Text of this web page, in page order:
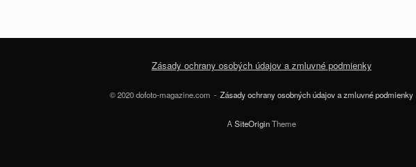
Zásady ochrany osobých údajov a zmluvné podmienky
© 2020 dofoto-magazine.com Zásady ochrany osobných údajov a zmluvné podmienky
A SiteOriginTheme